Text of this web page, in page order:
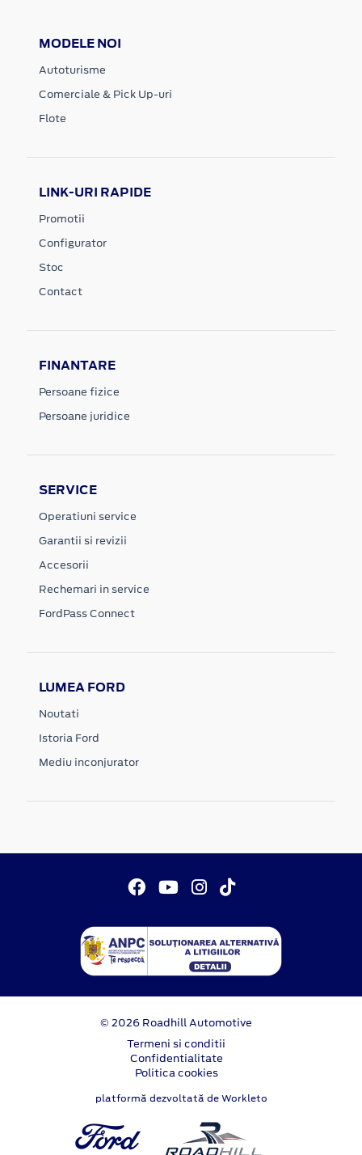
MODELE NOI
Autoturisme
Comerciale & Pick Up-uri
Flote
LINK-URI RAPIDE
Promotii
Configurator
Stoc
Contact
FINANTARE
Persoane fizice
Persoane juridice
SERVICE
Operatiuni service
Garantii si revizii
Accesorii
Rechemari in service
FordPass Connect
LUMEA FORD
Noutati
Istoria Ford
Mediu inconjurator
© 2026 Roadhill Automotive
Termeni si conditii
Confidentialitate
Politica cookies
platformă dezvoltată de Workleto